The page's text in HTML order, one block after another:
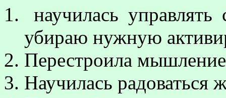
научилась
убираю нужную
Перестроила
Научилась радоваться